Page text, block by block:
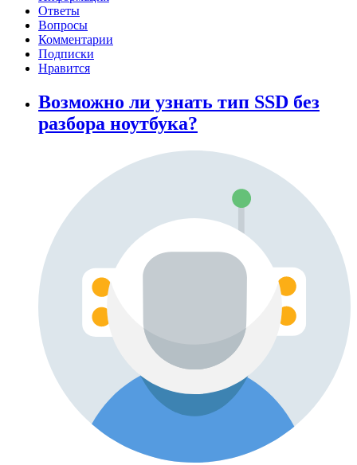
Ответы
Вопросы
Комментарии
Подписки
Нравится
Возможно ли узнать тип SSD без
разбора ноутбука?